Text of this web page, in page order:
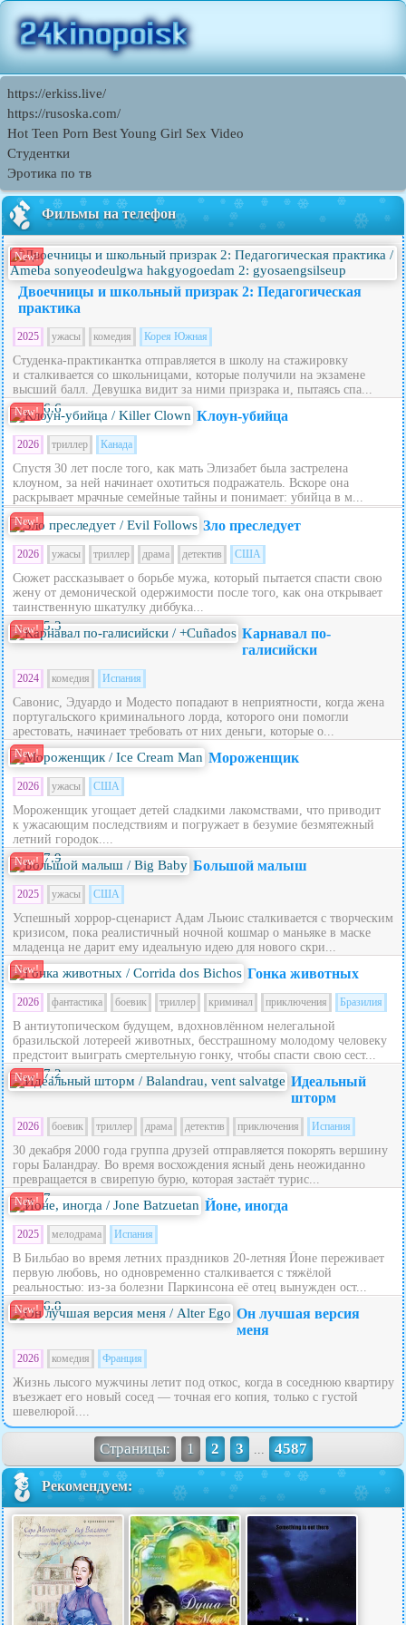
https://erkiss.live/
https://rusoska.com/
Hot Teen Porn Best Young Girl Sex Video
Студентки
Эротика по тв
Фильмы на телефон
New!
Двоечницы и школьный призрак 2: Педагогическая
практика
2025 ужасы комедия Корея Южная
Студенка-практикантка отправляется в школу на стажировку
и сталкивается со школьницами, которые получили на экзамене
высший балл. Девушка видит за ними призрака и, пытаясь спа...
New! 6.6 Клоун-убийца
2026 триллер Канада
Спустя 30 лет после того, как мать Элизабет была застрелена
клоуном, за ней начинает охотиться подражатель. Вскоре она
раскрывает мрачные семейные тайны и понимает: убийца в м...
New! Зло преследует
2026 ужасы триллер драма детектив США
Сюжет рассказывает о борьбе мужа, который пытается спасти свою
жену от демонической одержимости после того, как она открывает
таинственную шкатулку диббука...
New! 5.3
Карнавал по-
галисийски
2024 комедия Испания
Савонис, Эдуардо и Модесто попадают в неприятности, когда жена
португальского криминального лорда, которого они помогли
арестовать, начинает требовать от них деньги, которые о...
New! Мороженщик
2026 ужасы США
Мороженщик угощает детей сладкими лакомствами, что приводит
к ужасающим последствиям и погружает в безумие безмятежный
летний городок....
New! 7.9 Большой малыш
2025 ужасы США
Успешный хоррор-сценарист Адам Льюис сталкивается с творческим
кризисом, пока реалистичный ночной кошмар о маньяке в маске
младенца не дарит ему идеальную идею для нового скри...
New! Гонка животных
2026 фантастика боевик триллер криминал приключения Бразилия
В антиутопическом будущем, вдохновлённом нелегальной
бразильской лотереей животных, бесстрашному молодому человеку
предстоит выиграть смертельную гонку, чтобы спасти свою сест...
New! 7.2
Идеальный
шторм
2026 боевик триллер драма детектив приключения Испания
30 декабря 2000 года группа друзей отправляется покорять вершину
горы Баландрау. Во время восхождения ясный день неожиданно
превращается в свирепую бурю, которая застаёт турис...
New! 7 Йоне, иногда
2025 мелодрама Испания
В Бильбао во время летних праздников 20‑летняя Йоне переживает
первую любовь, но одновременно сталкивается с тяжёлой
реальностью: из‑за болезни Паркинсона её отец вынужден ост...
New! 6.8
Он лучшая версия
меня
2026 комедия Франция
Жизнь лысого мужчины летит под откос, когда в соседнюю квартиру
въезжает его новый сосед — точная его копия, только с густой
шевелюрой....
Страницы: 1 2 3 ... 4587
Рекомендуем: